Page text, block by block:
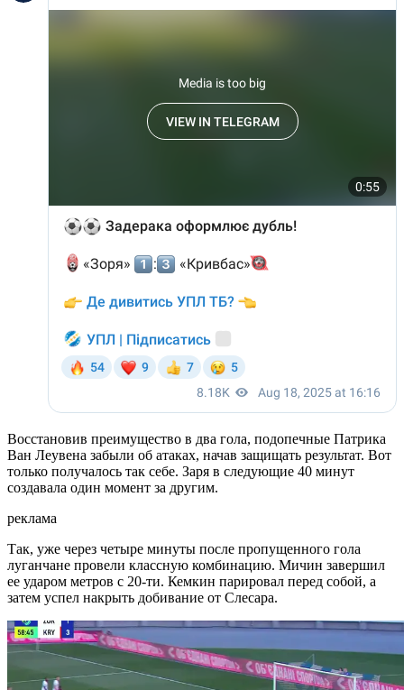
Восстановив преимущество в два гола, подопечные Патрика
Ван Леувена забыли об атаках, начав защищать результат. Вот
только получалось так себе. Заря в следующие 40 минут
создавала один момент за другим.
реклама
Так, уже через четыре минуты после пропущенного гола
луганчане провели классную комбинацию. Мичин завершил
ее ударом метров с 20-ти. Кемкин парировал перед собой, а
затем успел накрыть добивание от Слесара.